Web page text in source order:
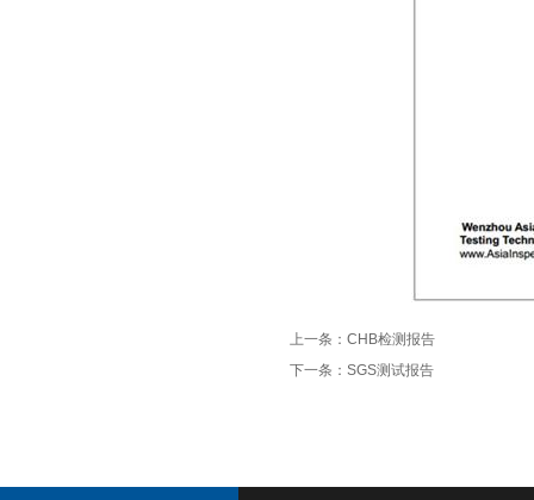
上一条： CHB检测报告
下一条： SGS测试报告